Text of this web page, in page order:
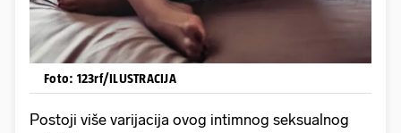
Foto: 123rf/ILUSTRACIJA
Postoji više varijacija ovog intimnog seksualnog